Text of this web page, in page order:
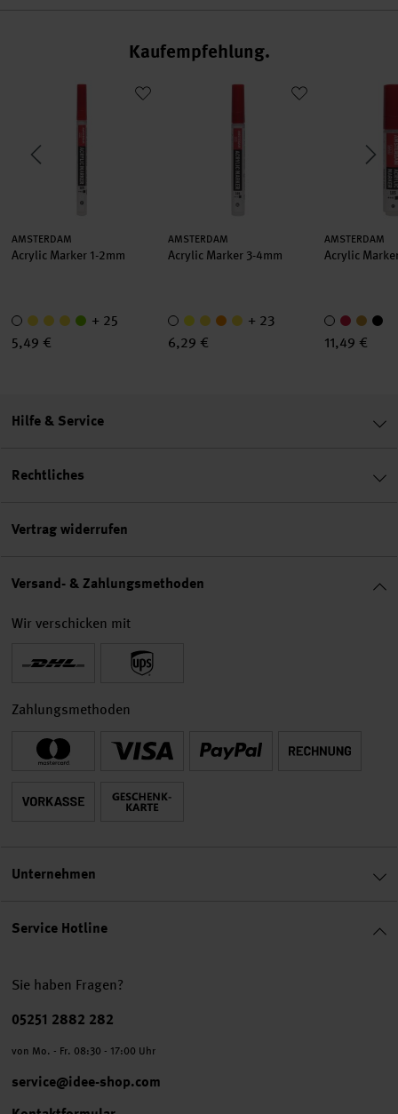
Kaufempfehlung
5 Stück
Acrylic Marker 1-2mm
Hersteller:
AMSTERDAM
Acrylic Marker 1-2mm
+ 25
5,49 €
Acrylic Marker 3-4mm
Hersteller:
AMSTERDAM
Acrylic Marker 3-4mm
+ 23
6,29 €
Acrylic
Hersteller:
AMSTERDAM
Acrylic
11,49 €
Service Hotline
Sie haben Fragen?
Telefonnummer
05251 2882 282
von Mo. - Fr. 08:30 - 17:00 Uhr
service@idee-shop.com
Hilfe & Service
Rechtliches
Vertrag widerrufen
Versand- & Zahlungsmethoden
Wir verschicken mit
Zahlungsmethoden
Unternehmen